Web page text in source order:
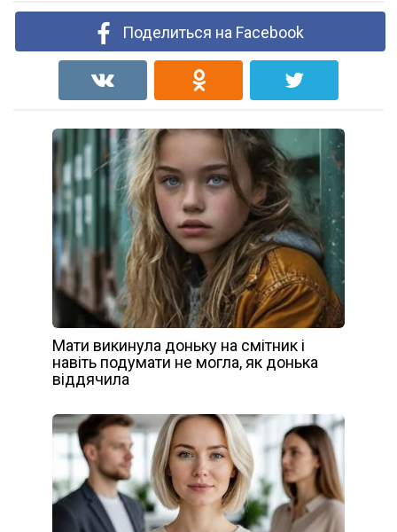
Поделиться на Facebook
Мати викинула доньку на смітник і
навіть подумати не могла, як донька
віддячила